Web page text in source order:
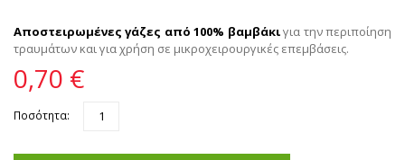
Aποστειρωμένες γάζες από 100% βαμβάκιγια την περιποίηση
τραυμάτων και για χρήση σε μικροχειρουργικές επεμβάσεις.
0,70 €
Ποσότητα: